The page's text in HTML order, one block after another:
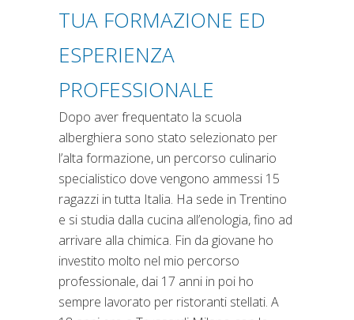
TUA FORMAZIONE ED
ESPERIENZA
PROFESSIONALE
Dopo aver frequentato la scuola
alberghiera sono stato selezionato per
l’alta formazione, un percorso culinario
specialistico dove vengono ammessi 15
ragazzi in tutta Italia. Ha sede in Trentino
e si studia dalla cucina all’enologia, fino ad
arrivare alla chimica. Fin da giovane ho
investito molto nel mio percorso
professionale, dai 17 anni in poi ho
sempre lavorato per ristoranti stellati. A